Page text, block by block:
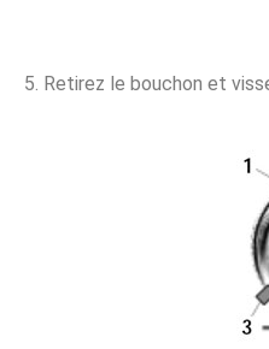
5. Retirez le bouchon et